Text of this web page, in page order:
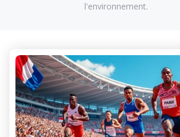
l'environnement.